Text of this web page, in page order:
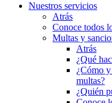
Nuestros servicios
Atrás
Conoce todos
Multas y
Atrás
¿Qué
¿Cómo
multas?
¿Quién